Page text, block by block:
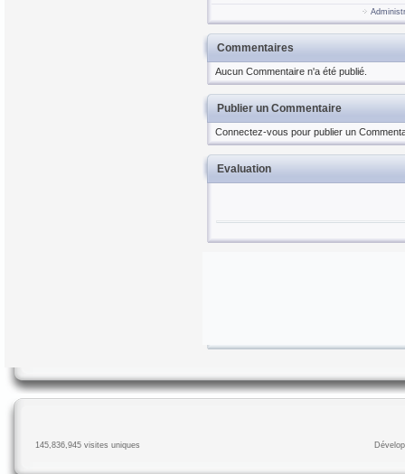
Commentaires
Aucun Commentaire n'a été publié.
Publier un Commentaire
Connectez-vous pour publier un
Evaluation
145,836,945 visites uniques